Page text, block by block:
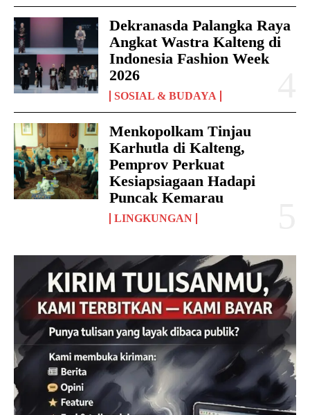
Dekranasda Palangka Raya
Angkat Wastra Kalteng di
Indonesia Fashion Week
2026
SOSIAL & BUDAYA
Menkopolkam Tinjau
Karhutla di Kalteng,
Pemprov Perkuat
Kesiapsiagaan Hadapi
Puncak Kemarau
LINGKUNGAN